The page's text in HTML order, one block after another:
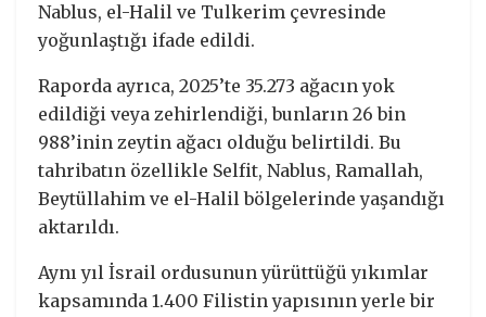
Nablus, el-Halil ve Tulkerim çevresinde
yoğunlaştığı ifade edildi.
Raporda ayrıca, 2025’te 35.273 ağacın yok
edildiği veya zehirlendiği, bunların 26 bin
988’inin zeytin ağacı olduğu belirtildi. Bu
tahribatın özellikle Selfit, Nablus, Ramallah,
Beytüllahim ve el-Halil bölgelerinde yaşandığı
aktarıldı.
Aynı yıl İsrail ordusunun yürüttüğü yıkımlar
kapsamında 1.400 Filistin yapısının yerle bir